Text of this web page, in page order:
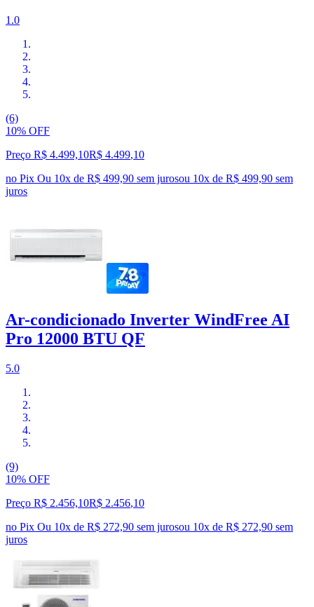
1.0
(6)
10% OFF
Preço R$ 4.499,10R$ 4.499,10
no Pix Ou 10x de R$ 499,90 sem jurosou 10x de R$ 499,90 sem
juros
Ar-condicionado Inverter WindFree AI
Pro 12000 BTU QF
5.0
(9)
10% OFF
Preço R$ 2.456,10R$ 2.456,10
no Pix Ou 10x de R$ 272,90 sem jurosou 10x de R$ 272,90 sem
juros